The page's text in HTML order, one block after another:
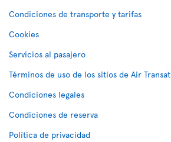
Condiciones de transporte y tarifas
Cookies
Servicios al pasajero
Términos de uso de los sitios de Air Transat
Condiciones legales
Condiciones de reserva
Política de privacidad